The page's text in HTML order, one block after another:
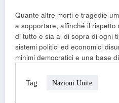
Quante altre morti e tragedie
a sopportare, affinché il
di tutto e sia al di sopra di ogni
sistemi politici ed economici
minimi democratici e una base
Tag Nazioni Unite